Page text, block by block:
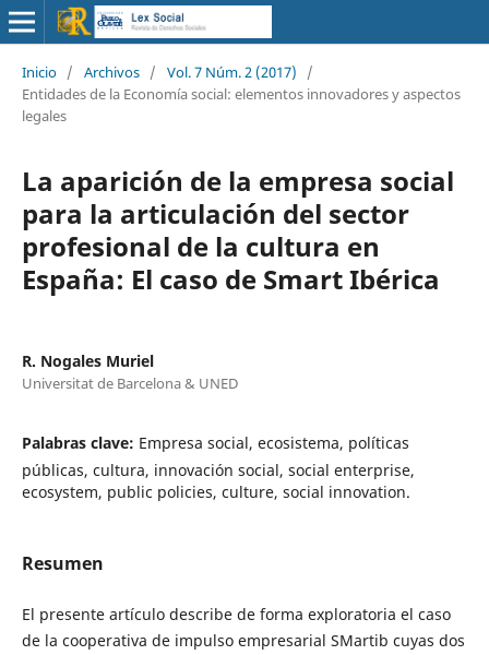
Inicio / Archivos / Vol. 7 Núm. 2 (2017)
/
Entidades de la Economía social: elementos innovadores y aspectos
legales
La aparición de la empresa social
para la articulación del sector
profesional de la cultura en
España: El caso de Smart Ibérica
R. Nogales Muriel
Universitat de Barcelona & UNED
Palabras clave: Empresa social, ecosistema, políticas
públicas, cultura, innovación social, social enterprise,
ecosystem, public policies, culture, social innovation.
Resumen
El presente artículo describe de forma exploratoria el caso
de la cooperativa de impulso empresarial SMartib cuyas dos